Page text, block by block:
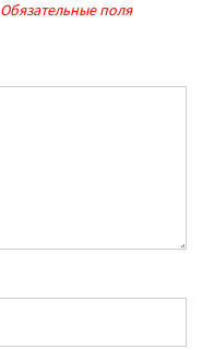
Обязательные поля